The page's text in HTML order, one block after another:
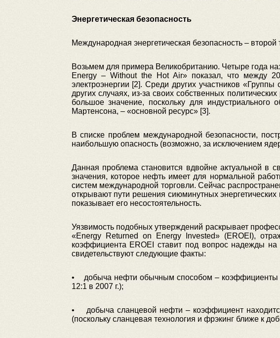
Энергетическая безопасность
Международная энергетическая безопасность –
Возьмем для примера Великобританию. Четыре года
Energy – Without the Hot Air» показал, что между
электроэнергии [2]. Среди других участников
других случаях, из-за своих собственных
большое значение, поскольку для
Мартенсона, – «основной ресурс» [3].
В списке проблем международной безопасности,
наибольшую опасность (возможно, за исключением
Данная проблема становится вдвойне актуальной в
значения, которое нефть имеет для нормальной
систем международной торговли. Сейчас
открывают пути решения сиюминутных
показывает его несостоятельность.
Уязвимость подобных утверждений раскрывает
«Energy Returned on Energy Invested» (EROEI),
коэффициента EROEI ставит под вопрос надежды
свидетельствуют следующие факты:
• добыча нефти обычным способом – коэффициенты
12:1 в 2007 г.);
• добыча сланцевой нефти – коэффициент
(поскольку сланцевая технология и фрэкинг ближе к